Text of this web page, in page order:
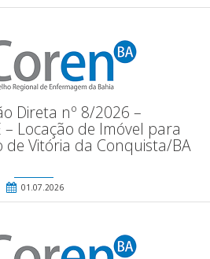
Direta nº 8/2026 –
– Locação de Imóvel para
de Vitória da Conquista/BA
01.07.2026